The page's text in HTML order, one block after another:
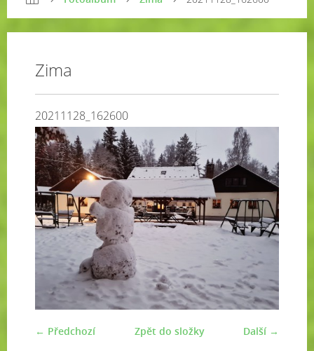
Zima
20211128_162600
← Předchozí Další →
Zpět do složky